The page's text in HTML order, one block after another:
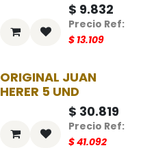
$ 9.832
$ 13.109
ORIGINAL JUAN
HERER 5 UND
$ 30.819
$41.092